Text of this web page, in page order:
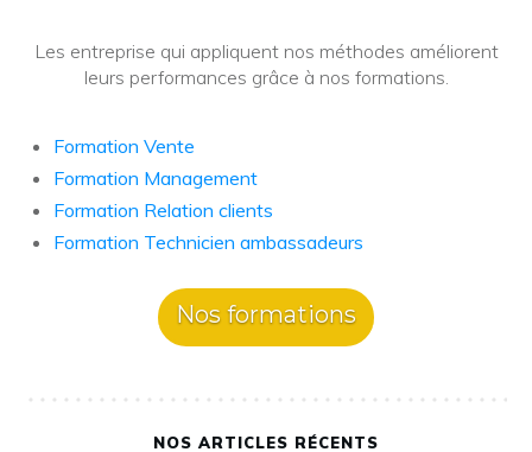
Les entreprise qui appliquent nos méthodes améliorent
leurs performances grâce à nos formations.
Formation Vente
Formation Management
Formation Relation clients
Formation Technicien ambassadeurs
Nos formations
NOS ARTICLES RÉCENTS